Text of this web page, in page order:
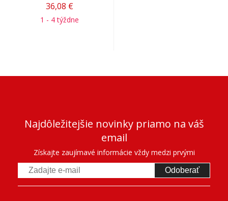
36,08 €
1 - 4 týždne
Najdôležitejšie novinky priamo na váš
email
Získajte zaujímavé informácie vždy medzi prvými
Odoberať